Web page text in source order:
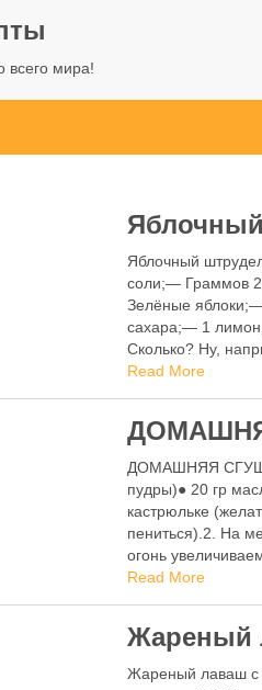
всего мира!
рецепты
Яблочный
соли;— Граммов
Зелёные
сахара;— 1
Сколько? Ну,
Немножко …
Read More
рецепты
ДОМАШНЯЯ
пудры)● 20 гр
кастрюльке
пениться).2. На
огонь
Read More
рецепты Жареный
Жареный лаваш с